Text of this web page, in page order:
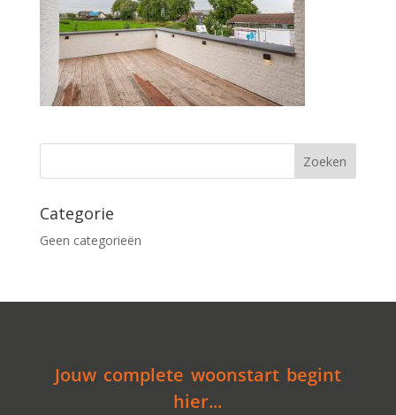
Categorie
Geen categorieën
Jouw complete woonstart begint
hier...